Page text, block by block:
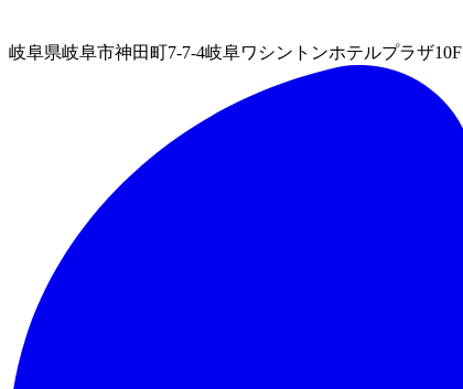
岐阜県岐阜市神田町7-7-4岐阜ワシントンホテルプラザ10F